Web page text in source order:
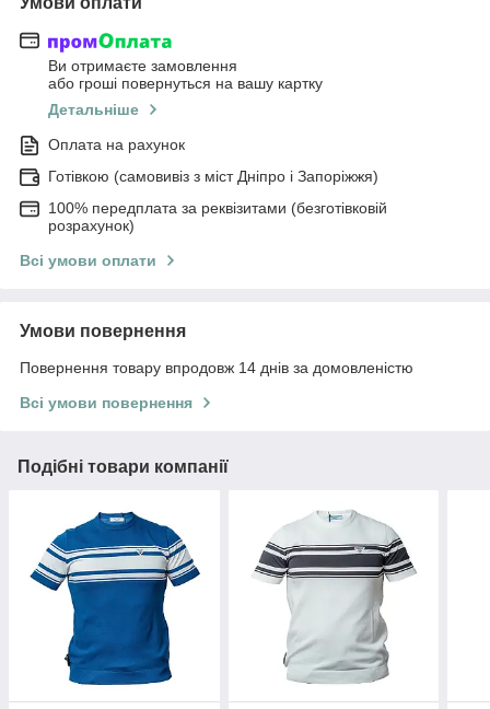
Ви отримаєте замовлення
або гроші повернуться на вашу картку
Детальніше
Оплата на рахунок
Готівкою (самовивіз з міст Дніпро і Запоріжжя)
100% передплата за реквізитами (безготівковій
розрахунок)
Всі умови оплати
Умови повернення
Повернення товару впродовж 14 днів за домовленістю
Всі умови повернення
Подібні товари компанії